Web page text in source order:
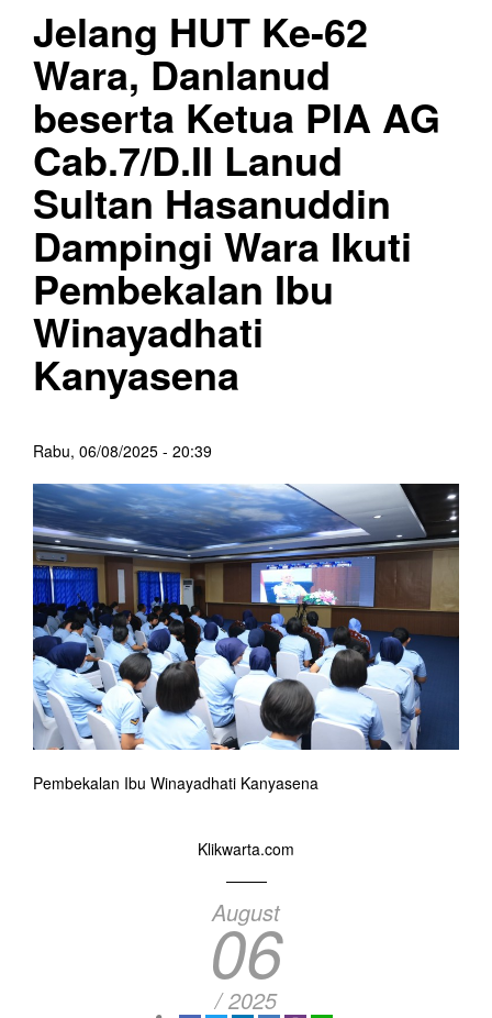
Jelang HUT Ke-62
Wara, Danlanud
beserta Ketua PIA AG
Cab.7/D.II Lanud
Sultan Hasanuddin
Dampingi Wara Ikuti
Pembekalan Ibu
Winayadhati
Kanyasena
Rabu, 06/08/2025 - 20:39
Pembekalan Ibu Winayadhati Kanyasena
Klikwarta.com
August
06
/ 2025